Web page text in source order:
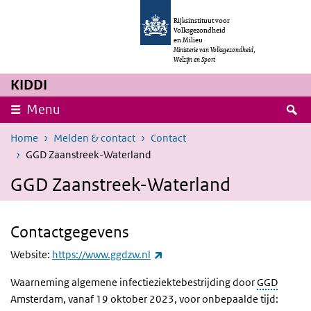
Overslaan en naar de inhoud gaan
Rijksinstituut voor
Volksgezondheid
en Milieu
Ministerie van Volksgezondheid,
Welzijn en Sport
KIDDI
Menu
Home Melden & contact
Contact
GGD Zaanstreek-Waterland
GGD Zaanstreek-Waterland
Contactgegevens
Website: https://www.ggdzw.nl
Waarneming algemene infectieziektebestrijding doorGGD
Amsterdam, vanaf 19 oktober 2023, voor onbepaalde tijd: